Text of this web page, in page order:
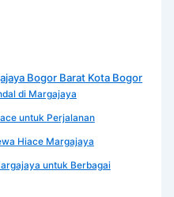
Bogor Barat Kota Bogor
di Margajaya
untuk Perjalanan
Hiace Margajaya
untuk Berbagai